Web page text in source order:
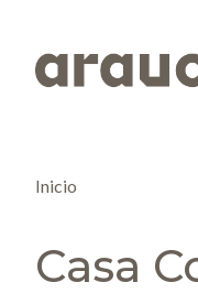
Inicio
Casa